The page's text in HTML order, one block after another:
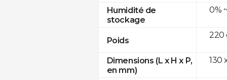
Humidité de
stockage
Poids
Dimensions (L x H x P,
en mm)
0%
220
130